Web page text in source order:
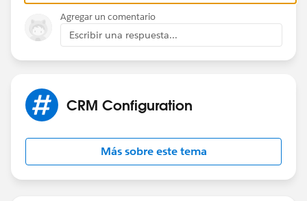
problem.
Thanks,
Keyur Modi
Agregar un comentario
Escribir una respuesta...
CRM Configuration
Más sobre este tema